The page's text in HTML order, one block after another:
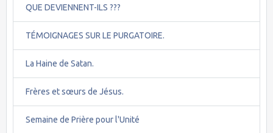
QUE DEVIENNENT-ILS ???
TÉMOIGNAGES SUR LE PURGATOIRE.
La Haine de Satan.
Frères et sœurs de Jésus.
Semaine de Prière pour l'Unité